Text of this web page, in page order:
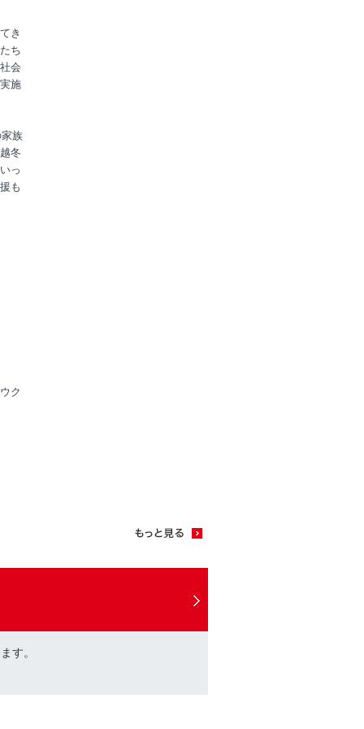
き
ち
会
施
族
冬
っ
も
ク
す。